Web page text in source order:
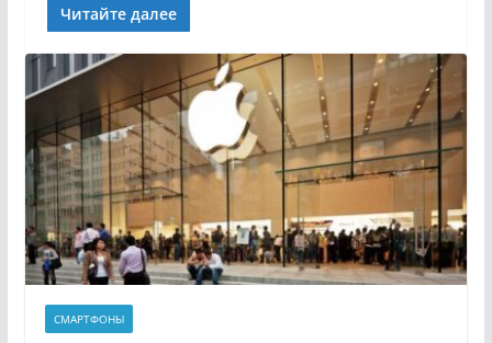
Читайте далее
СМАРТФОНЫ